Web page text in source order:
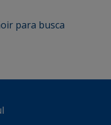
ir para busca